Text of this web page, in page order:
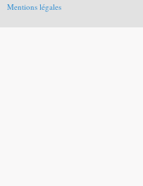
Mentions légales